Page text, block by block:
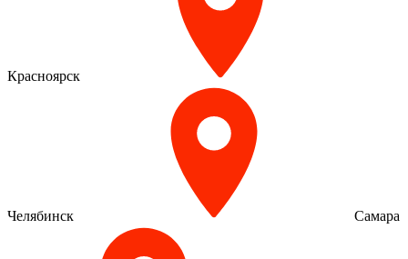
Красноярск
Челябинск Самара